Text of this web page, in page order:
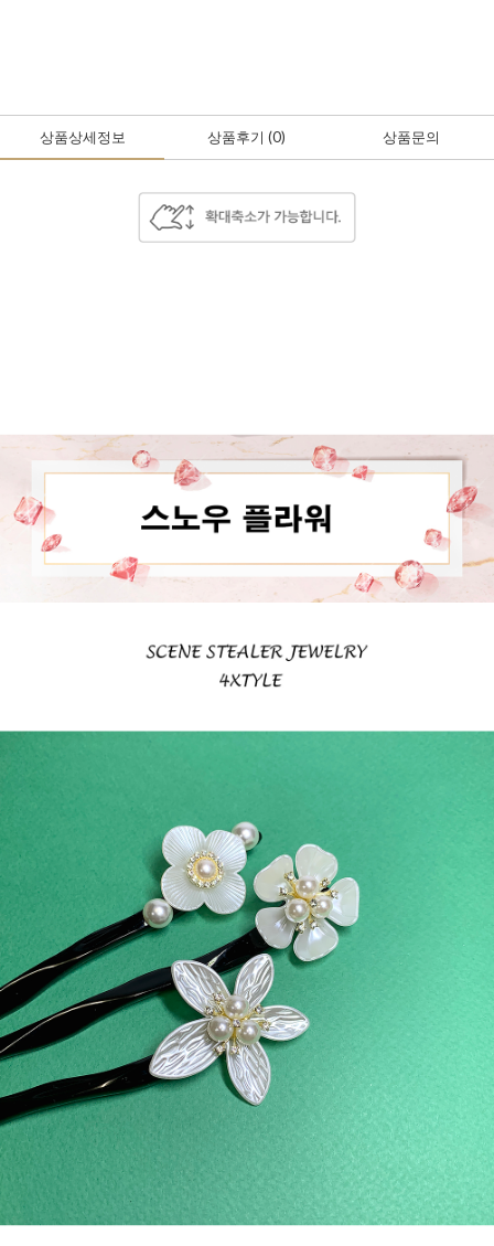
상품상세정보 상품후기 (0) 상품문의